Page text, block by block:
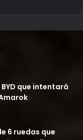
que intentará
6 ruedas que